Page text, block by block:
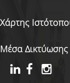
Χάρτης
Μέσα Δικτύωσης